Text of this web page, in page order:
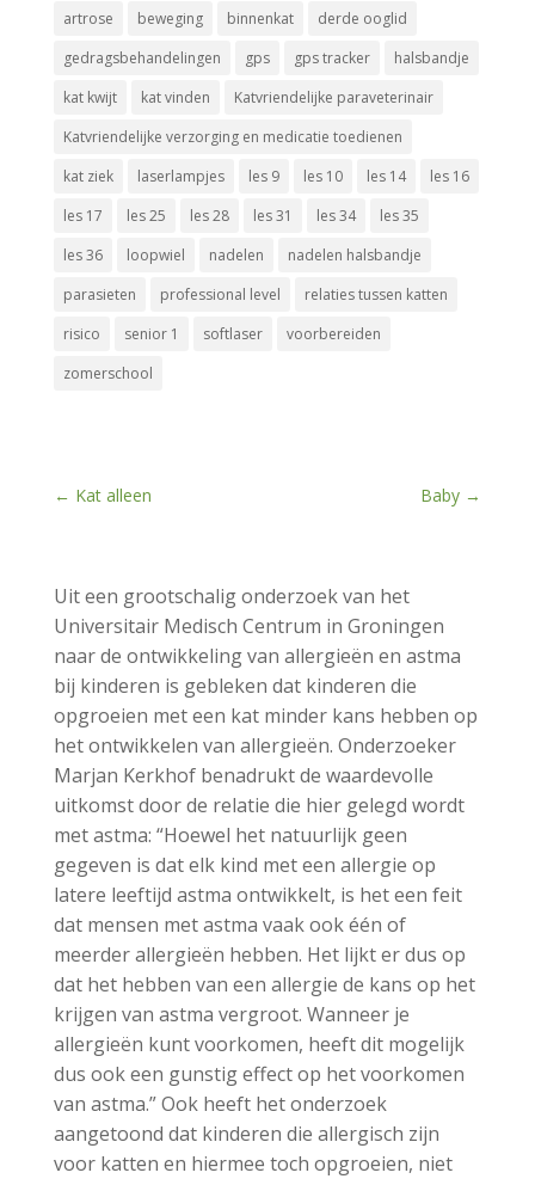
artrose
beweging binnenkat
derde ooglid
gedragsbehandelingen
gps gps tracker
halsbandje
kat kwijt
kat vinden
Katvriendelijke paraveterinair
Katvriendelijke verzorging en medicatie toedienen
kat ziek
laserlampjes les 9 les 10 les 14
les 16
les 17
les 25 les 28 les 31 les 34
les 35
les 36
loopwiel nadelen
nadelen halsbandje
parasieten
professional level
relaties tussen katten
risico
senior 1 softlaser
voorbereiden
zomerschool
← Kat alleen Baby →
Uit een grootschalig onderzoek van het
Universitair Medisch Centrum in Groningen
naar de ontwikkeling van allergieën en astma
bij kinderen is gebleken dat kinderen die
opgroeien met een kat minder kans hebben op
het ontwikkelen van allergieën. Onderzoeker
Marjan Kerkhof benadrukt de waardevolle
uitkomst door de relatie die hier gelegd wordt
met astma: “Hoewel het natuurlijk geen
gegeven is dat elk kind met een allergie op
latere leeftijd astma ontwikkelt, is het een feit
dat mensen met astma vaak ook één of
meerder allergieën hebben. Het lijkt er dus op
dat het hebben van een allergie de kans op het
krijgen van astma vergroot. Wanneer je
allergieën kunt voorkomen, heeft dit mogelijk
dus ook een gunstig effect op het voorkomen
van astma.” Ook heeft het onderzoek
aangetoond dat kinderen die allergisch zijn
voor katten en hiermee toch opgroeien, niet